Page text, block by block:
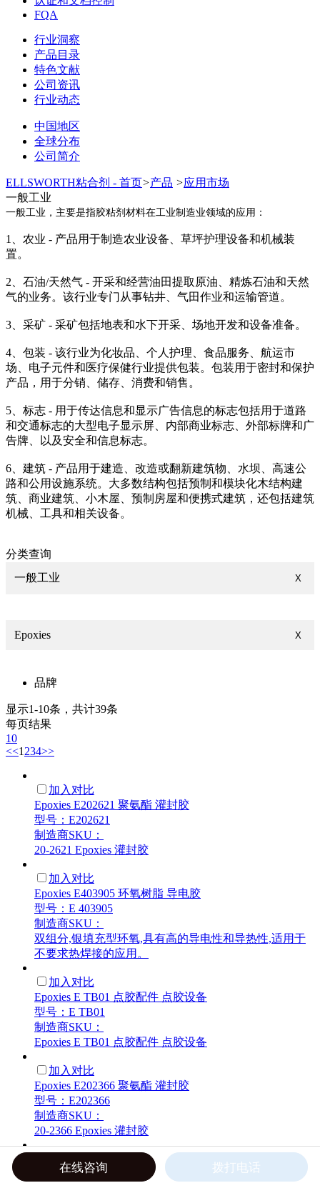
FQA
行业洞察
产品目录
特色文献
公司资讯
行业动态
中国地区
全球分布
公司简介
ELLSWORTH粘合剂 - 首页>产品 >应用市场
一般工业
一般工业，主要是指胶粘剂材料在工业制造业领域的应用：
1、农业 - 产品用于制造农业设备、草坪护理设备和机械装
置。
2、石油/天然气 - 开采和经营油田提取原油、精炼石油和天然
气的业务。该行业专门从事钻井、气田作业和运输管道。
3、采矿 - 采矿包括地表和水下开采、场地开发和设备准备。
4、包装 - 该行业为化妆品、个人护理、食品服务、航运市
场、电子元件和医疗保健行业提供包装。包装用于密封和保护
产品，用于分销、储存、消费和销售。
5、标志 - 用于传达信息和显示广告信息的标志包括用于道路
和交通标志的大型电子显示屏、内部商业标志、外部标牌和广
告牌、以及安全和信息标志。
6、建筑 - 产品用于建造、改造或翻新建筑物、水坝、高速公
路和公用设施系统。大多数结构包括预制和模块化木结构建
筑、商业建筑、小木屋、预制房屋和便携式建筑，还包括建筑
机械、工具和相关设备。
分类查询
一般工业
X
Epoxies X
品牌
显示1-10条，共计39条
每页结果
10
<<1 234>>
加入对比
Epoxies E202621 聚氨酯 灌封胶
型号：E202621
制造商SKU：
20-2621 Epoxies 灌封胶
加入对比
Epoxies E403905 环氧树脂 导电胶
型号：E 403905
制造商SKU：
双组分,银填充型环氧,具有高的导电性和导热性,适用于
不要求热焊接的应用。
加入对比
Epoxies E TB01 点胶配件 点胶设备
型号：E TB01
制造商SKU：
Epoxies E TB01 点胶配件 点胶设备
加入对比
Epoxies E202366 聚氨酯 灌封胶
型号：E202366
制造商SKU：
20-2366 Epoxies 灌封胶
加入对比
Epoxies E202365 聚氨酯 灌封胶
在线咨询 拨打电话